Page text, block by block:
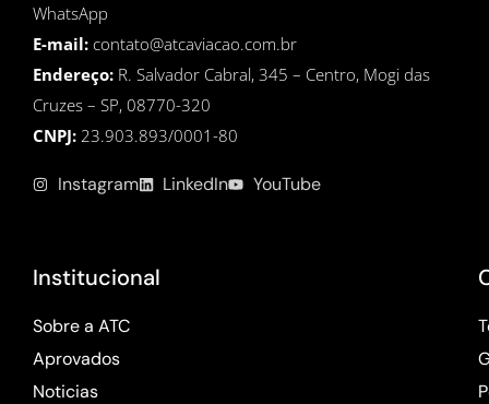
WhatsApp
E-mail: contato@atcaviacao.com.br
Endereço: R. Salvador Cabral, 345 – Centro, Mogi das
Cruzes – SP, 08770-320
CNPJ: 23.903.893/0001-80
Instagram LinkedIn YouTube
Institucional
Sobre a ATC
Aprovados
Noticias